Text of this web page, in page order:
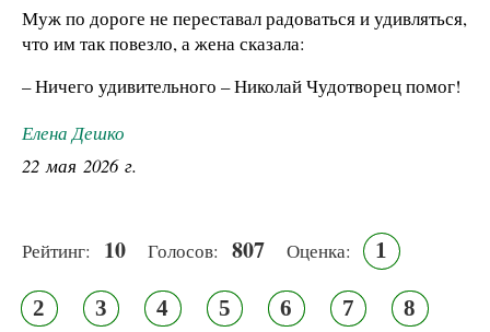
Муж по дороге не переставал радоваться и удивляться,
что им так повезло, а жена сказала:
– Ничего удивительного – Николай Чудотворец помог!
Елена Дешко
22 мая 2026 г.
Рейтинг: 10 Голосов: 807 Оценка: 1
2 3 4 5 6 7 8